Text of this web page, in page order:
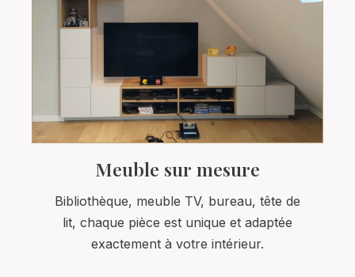
Meuble sur mesure
Bibliothèque, meuble TV, bureau, tête de
lit, chaque pièce est unique et adaptée
exactement à votre intérieur.